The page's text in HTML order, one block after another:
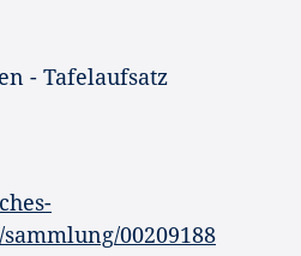
- Tafelaufsatz
00209188